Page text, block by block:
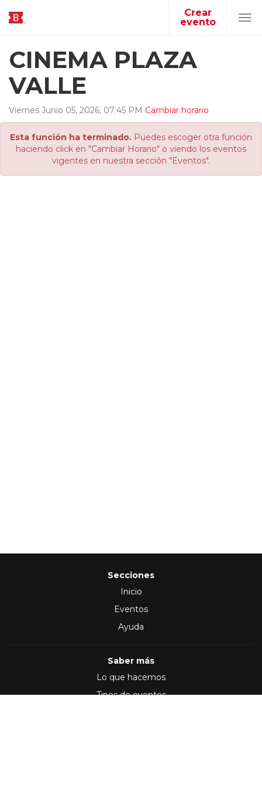
Crear
evento
CINEMA PLAZA
VALLE
Viernes Junio 05, 2026, 07:45 PM Cambiar horario
Esta función ha terminado. Puedes escoger otra función
haciendo click en "Cambiar Horario" o viendo los eventos
vigentes en nuestra sección "Eventos".
Secciones
Inicio
Eventos
Ayuda
Saber más
Lo que hacemos
Tipos de eventos